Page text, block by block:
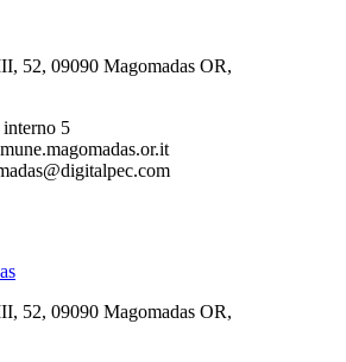
52, 09090 Magomadas OR,
5
52, 09090 Magomadas OR,